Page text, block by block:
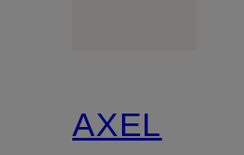
AXEL